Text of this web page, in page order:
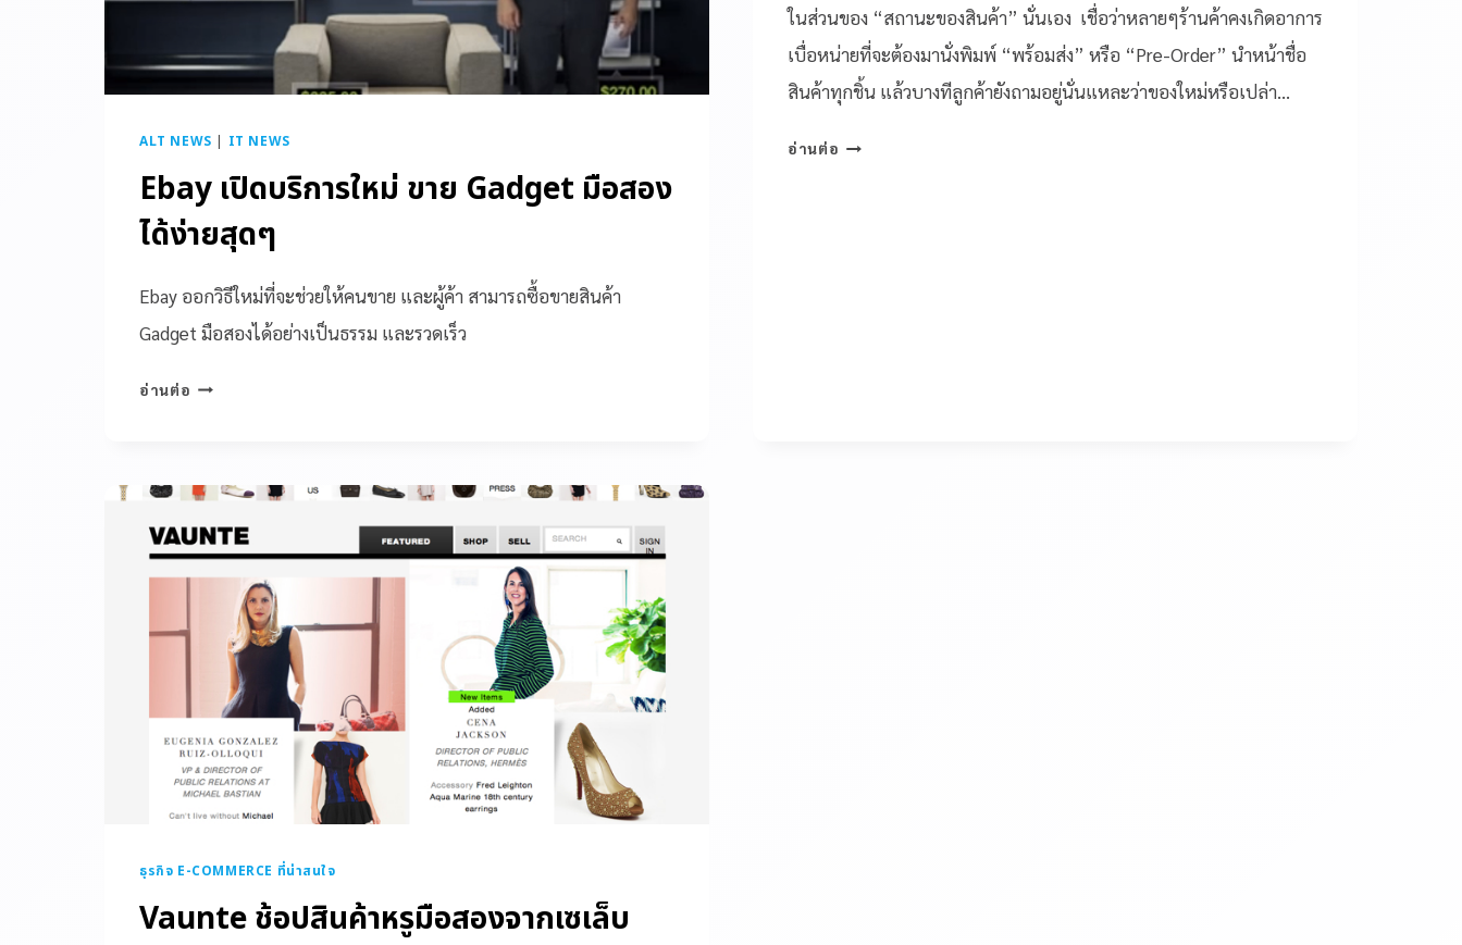
ALT NEWS | IT NEWS
Ebay เปิดบริการใหม่ ขาย Gadget มือสอง
ได้ง่ายสุดๆ
Ebay ออกวิธีใหม่ที่จะช่วยให้คนขาย และผู้ค้า สามารถซื้อขายสินค้า
Gadget มือสองได้อย่างเป็นธรรม และรวดเร็ว
อ่านต่อ
ในส่วนของ “สถานะของสินค้า” นั่นเอง เชื่อว่าหลายๆร้านค้าคงเกิดอาการ
เบื่อหน่ายที่จะต้องมานั่งพิมพ์ “พร้อมส่ง” หรือ “Pre-Order” นำหน้าชื่อ
สินค้าทุกชิ้น แล้วบางทีลูกค้ายังถามอยู่นั่นแหละว่าของใหม่หรือเปล่า…
อ่านต่อ
ธุรกิจ E-COMMERCE ที่น่าสนใจ
Vaunte ช้อปสินค้าหรูมือสองจากเซเล็บ